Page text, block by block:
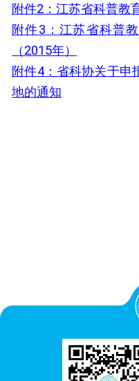
附件2：江苏省科普教
附件3：江苏省科普
（2015年）
附件4：省科协关于申
地的通知